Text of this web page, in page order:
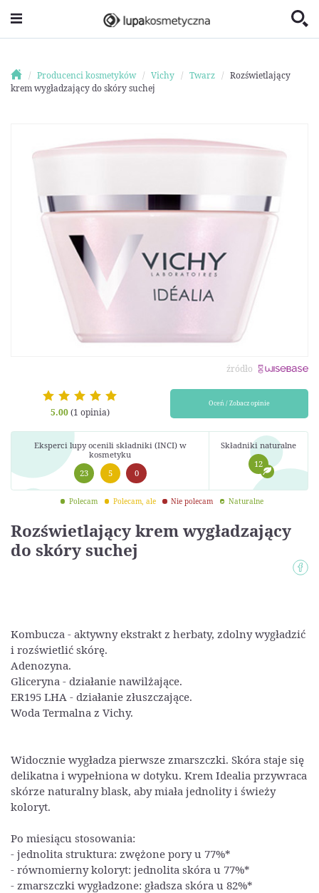
Producenci kosmetyków Vichy Twarz
Rozświetlający
krem wygładzający do skóry suchej
Rozświetlający krem wygładzający
do skóry suchej
źródło
5.00(1 opinia)
Oceń / Zobacz opinie
Eksperci lupy ocenili składniki (INCI) w
kosmetyku
23
5 0
Składniki naturalne
12
Polecam Polecam, ale Nie polecam Naturalne
Kombucza - aktywny ekstrakt z herbaty, zdolny wygładzić
i rozświetlić skórę.
Adenozyna.
Gliceryna - działanie nawilżające.
ER195 LHA - działanie złuszczające.
Woda Termalna z Vichy.
Widocznie wygładza pierwsze zmarszczki. Skóra staje się
delikatna i wypełniona w dotyku. Krem Idealia przywraca
skórze naturalny blask, aby miała jednolity i świeży
koloryt.
Po miesiącu stosowania:
- jednolita struktura: zwężone pory u 77%*
- równomierny koloryt: jednolita skóra u 77%*
- zmarszczki wygładzone: gładsza skóra u 82%*